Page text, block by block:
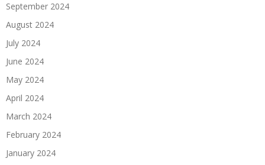
September 2024
August 2024
July 2024
June 2024
May 2024
April 2024
March 2024
February 2024
January 2024